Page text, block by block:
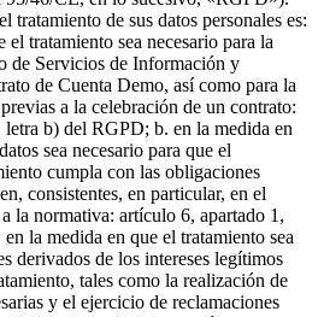
tratamiento de sus datos personales es:
el tratamiento sea necesario para la
de Servicios de Información y
de Cuenta Demo, así como para la
a la celebración de un contrato:
b) del RGPD; b. en la medida en
sea necesario para que el
cumpla con las obligaciones
consistentes, en particular, en el
la normativa: artículo 6, apartado 1,
la medida en que el tratamiento sea
derivados de los intereses legítimos
tales como la realización de
y el ejercicio de reclamaciones